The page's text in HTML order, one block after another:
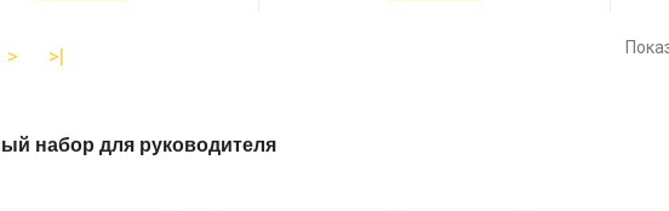
> >|
набор для руководителя